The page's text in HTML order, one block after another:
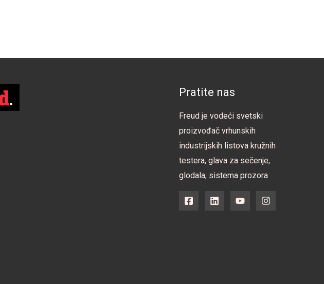
Pratite nas
Freud je vodeći svetski
proizvođač vrhunskih
industrijskih listova kružnih
testera, glava za sečenje,
glodala, sistema prozora